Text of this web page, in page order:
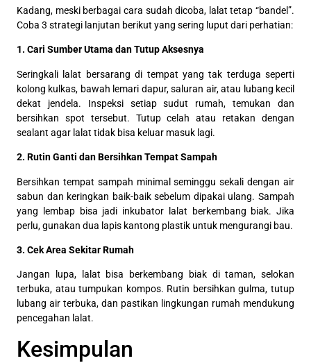
Kadang, meski berbagai cara sudah dicoba, lalat tetap “bandel”.
Coba 3 strategi lanjutan berikut yang sering luput dari perhatian:
1. Cari Sumber Utama dan Tutup Aksesnya
Seringkali lalat bersarang di tempat yang tak terduga seperti
kolong kulkas, bawah lemari dapur, saluran air, atau lubang kecil
dekat jendela. Inspeksi setiap sudut rumah, temukan dan
bersihkan spot tersebut. Tutup celah atau retakan dengan
sealant agar lalat tidak bisa keluar masuk lagi.
2. Rutin Ganti dan Bersihkan Tempat Sampah
Bersihkan tempat sampah minimal seminggu sekali dengan air
sabun dan keringkan baik-baik sebelum dipakai ulang. Sampah
yang lembap bisa jadi inkubator lalat berkembang biak. Jika
perlu, gunakan dua lapis kantong plastik untuk mengurangi bau.
3. Cek Area Sekitar Rumah
Jangan lupa, lalat bisa berkembang biak di taman, selokan
terbuka, atau tumpukan kompos. Rutin bersihkan gulma, tutup
lubang air terbuka, dan pastikan lingkungan rumah mendukung
pencegahan lalat.
Kesimpulan